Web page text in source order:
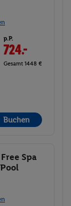
p.P.
724.-
Gesamt 1448 €
Buchen
Spa